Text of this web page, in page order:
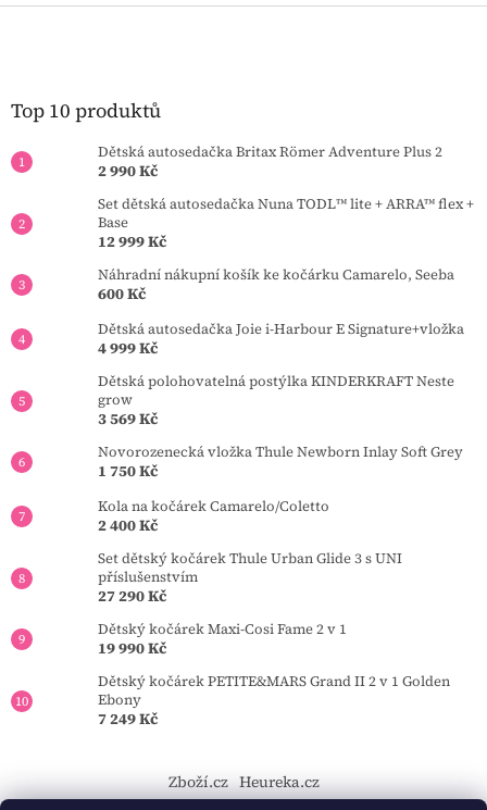
Z
Top 10 produktů
Dětská autosedačka Britax Römer Adventure Plus 2
2 990 Kč
Set dětská autosedačka Nuna TODL™ lite + ARRA™ flex +
Base
12 999 Kč
Náhradní nákupní košík ke kočárku Camarelo, Seeba
600 Kč
Dětská autosedačka Joie i-Harbour E Signature+vložka
4 999 Kč
Dětská polohovatelná postýlka KINDERKRAFT Neste
grow
3 569 Kč
Novorozenecká vložka Thule Newborn Inlay Soft Grey
1 750 Kč
Kola na kočárek Camarelo/Coletto
2 400 Kč
Set dětský kočárek Thule Urban Glide 3 s UNI
příslušenstvím
27 290 Kč
Dětský kočárek Maxi-Cosi Fame 2 v 1
19 990 Kč
Dětský kočárek PETITE&MARS Grand II 2 v 1 Golden
Ebony
7 249 Kč
Zboží.cz Heureka.cz